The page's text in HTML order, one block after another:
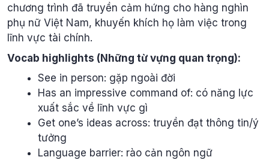
chương trình đã truyền cảm hứng cho hàng nghìn
phụ nữ Việt Nam, khuyến khích họ làm việc trong
lĩnh vực tài chính.
Vocab highlights (Những từ vựng quan trọng):
See in person: gặp ngoài đời
Has an impressive command of: có năng lực
xuất sắc về lĩnh vực gì
Get one’s ideas across: truyền đạt thông tin/ý
tưởng
Language barrier: rào cản ngôn ngữ